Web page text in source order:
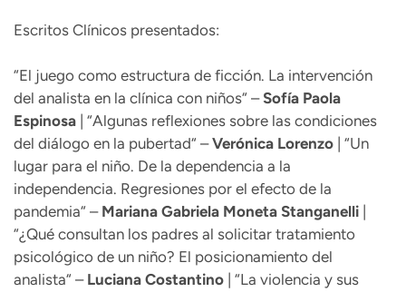
Escritos Clínicos presentados:
“El juego como estructura de ficción. La intervención
del analista en la clínica con niños“ –Sofía Paola
Espinosa | “Algunas reflexiones sobre las condiciones
del diálogo en la pubertad“ –Verónica Lorenzo | “Un
lugar para el niño. De la dependencia a la
independencia. Regresiones por el efecto de la
pandemia“ – Mariana Gabriela Moneta Stanganelli
“¿Qué consultan los padres al solicitar tratamiento
psicológico de un niño? El posicionamiento del
analista“ – Luciana Costantino | “La violencia y sus